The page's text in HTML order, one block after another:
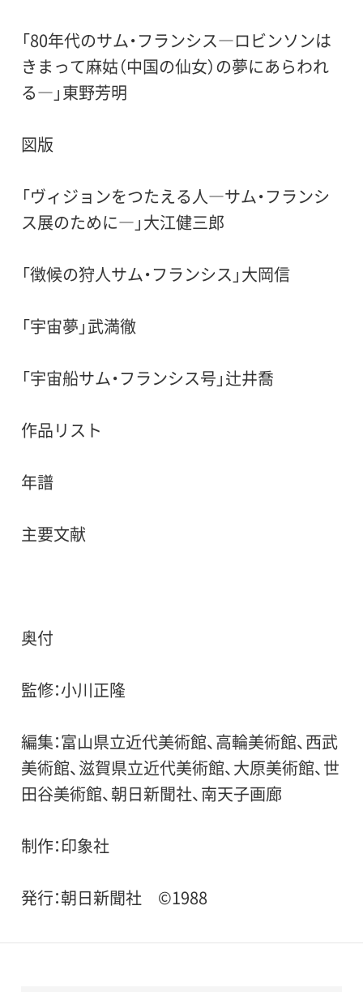
「80年代のサム・フランシス―ロビンソンは
きまって麻姑（中国の仙女）の夢にあらわれ
る―」東野芳明
図版
「ヴィジョンをつたえる人―サム・フランシ
ス展のために―」大江健三郎
「徴候の狩人サム・フランシス」大岡信
「宇宙夢」武満徹
「宇宙船サム・フランシス号」辻井喬
作品リスト
年譜
主要文献
奥付
監修：小川正隆
編集：富山県立近代美術館、高輪美術館、西武
美術館、滋賀県立近代美術館、大原美術館、世
田谷美術館、朝日新聞社、南天子画廊
制作：印象社
発行：朝日新聞社 ©1988